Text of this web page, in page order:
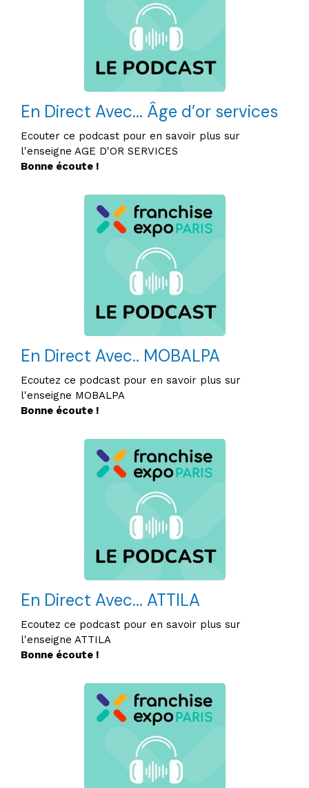
En Direct Avec... Âge d’or services
Ecouter ce podcast pour en savoir plus sur
l'enseigne AGE D'OR SERVICES
Bonne écoute !
En Direct Avec.. MOBALPA
Ecoutez ce podcast pour en savoir plus sur
l'enseigne MOBALPA
Bonne écoute !
En Direct Avec... ATTILA
Ecoutez ce podcast pour en savoir plus sur
l'enseigne ATTILA
Bonne écoute !